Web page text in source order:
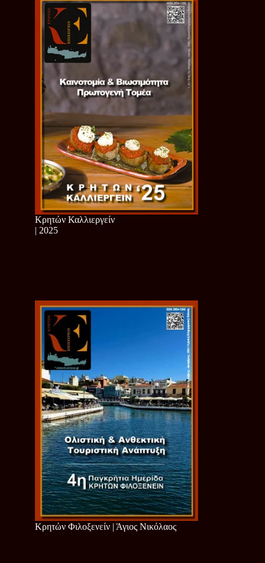
Κρητών Καλλιεργείν
| 2025
Κρητών Φιλοξενείν | Άγιος Νικόλαος